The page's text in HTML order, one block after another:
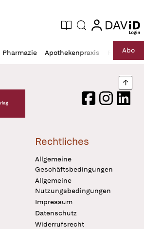
Zeitung
Aktuelle Ausgabe
Suche login
login
Pharmazie Apothekenpraxis RechtAbo
Verlag Logo
FacebookInstagram
Rechtliches
Allgemeine
Geschäftsbedingungen
Allgemeine
Nutzungsbedingungen
Impressum
Datenschutz
Widerrufsrecht